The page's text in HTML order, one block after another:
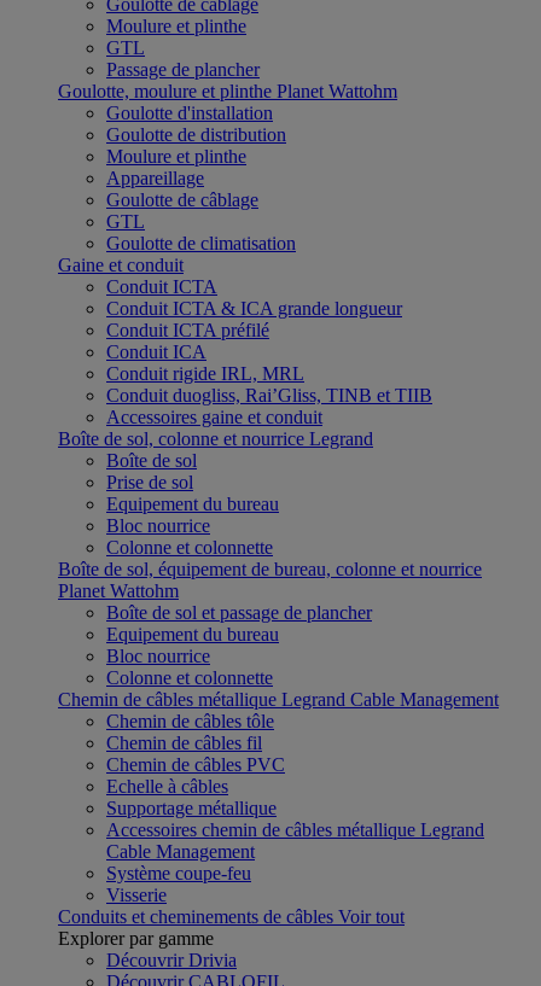
Goulotte de câblage
Moulure et plinthe
GTL
Passage de plancher
Goulotte, moulure et plinthe Planet Wattohm
Goulotte d'installation
Goulotte de distribution
Moulure et plinthe
Appareillage
Goulotte de câblage
GTL
Goulotte de climatisation
Gaine et conduit
Conduit ICTA
Conduit ICTA & ICA grande longueur
Conduit ICTA préfilé
Conduit ICA
Conduit rigide IRL, MRL
Conduit duogliss, Rai’Gliss, TINB et TIIB
Accessoires gaine et conduit
Boîte de sol, colonne et nourrice Legrand
Boîte de sol
Prise de sol
Equipement du bureau
Bloc nourrice
Colonne et colonnette
Boîte de sol, équipement de bureau, colonne et nourrice
Planet Wattohm
Boîte de sol et passage de plancher
Equipement du bureau
Bloc nourrice
Colonne et colonnette
Chemin de câbles métallique Legrand Cable Management
Chemin de câbles tôle
Chemin de câbles fil
Chemin de câbles PVC
Echelle à câbles
Supportage métallique
Accessoires chemin de câbles métallique Legrand
Cable Management
Système coupe-feu
Visserie
Conduits et cheminements de câbles Voir tout
Explorer par gamme
Découvrir Drivia
Découvrir CABLOFIL